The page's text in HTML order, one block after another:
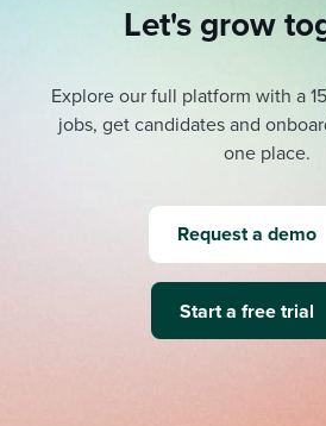
Let's grow
Explore our full platform with a
jobs, get candidates and
one place.
Request a demo
Start a free trial